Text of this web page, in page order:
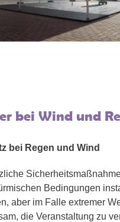
bei Wind und
bei Regen und Wind
Bedingungen
aber im Falle extremer
die Veranstaltung zu